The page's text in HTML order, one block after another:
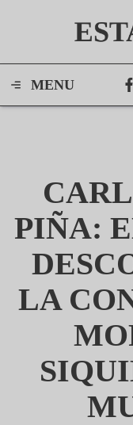
MENU
PIÑA:
LA